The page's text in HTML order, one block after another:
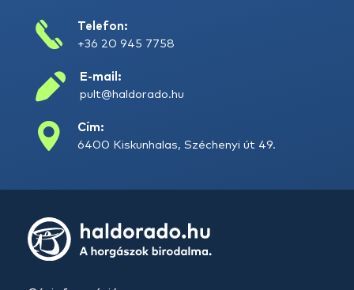
Telefon:
+36 20 945 7758
E-mail:
pult@haldorado.hu
Cím:
6400 Kiskunhalas, Széchenyi út 49.